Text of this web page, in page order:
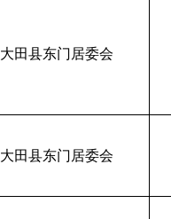
大田县东门居委会
大田县东门居委会